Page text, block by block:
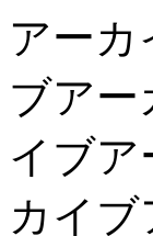
アー
ブア
イブ
カイ